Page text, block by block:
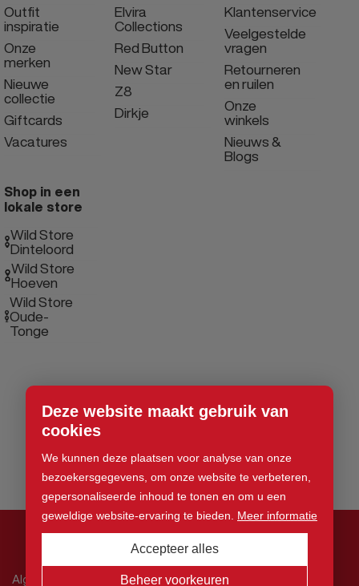
Deze website maakt gebruik van
cookies
We kunnen deze plaatsen voor analyse van onze
bezoekersgegevens, om onze website te verbeteren,
gepersonaliseerde inhoud te tonen en om u een
geweldige website-ervaring te bieden. Meer informatie
Beheer voorkeuren
Accepteer alles
Outfit
inspiratie
Onze
merken
Nieuwe
collectie
Giftcards
Vacatures
Elvira
Collections
Red Button
New Star
Z8
Dirkje
Klantenservice
Veelgestelde
vragen
Retourneren
en ruilen
Onze
winkels
Nieuws &
Blogs
Shop in een
lokale store
Wild Store
Dinteloord
Wild Store
Hoeven
Wild Store
Oude-
Tonge
© 2026 Wild Store. Alle rechten voorbehouden
Algemene voorwaarden